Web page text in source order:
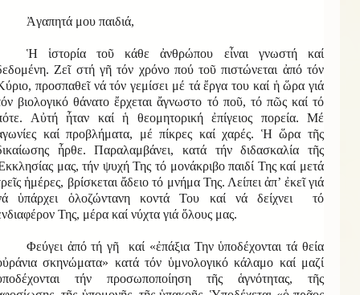
Ἀγαπητά μου παιδιά,
Ἡ ἱστορία τοῦ κάθε ἀνθρώπου εἶναι γνωστή καί
Ζεῖ στή γῆ τόν χρόνο πού τοῦ πιστώνεται ἀπό τόν
προσπαθεῖ νά τόν γεμίσει μέ τά ἔργα του καί ἡ ὥρα γιά
βιολογικό θάνατο ἔρχεται ἄγνωστο τό ποῦ, τό πῶς καί τό
Αὐτή ἦταν καί ἡ θεομητορική ἐπίγειος πορεία. Μέ
καί προβλήματα, μέ πίκρες καί χαρές. Ἡ ὥρα τῆς
ἦρθε. Παραλαμβάνει, κατά τήν διδασκαλία τῆς
μας, τήν ψυχή Της τό μονάκριβο παιδί Της καί μετά
ἡμέρες, βρίσκεται ἄδειο τό μνήμα Της. Λείπει ἀπ’ ἐκεῖ γιά
ὑπάρχει ὁλοζώντανη κοντά Του καί νά δείχνει τό
Της, μέρα καί νύχτα γιά ὅλους μας.
Φεύγει ἀπό τή γῆ καί «ἐπάξια Την ὑποδέχονται τά θεία
σκηνώματα» κατά τόν ὑμνολογικό κάλαμο καί μαζί
τήν προσωποποίηση τῆς ἁγνότητας, τῆς